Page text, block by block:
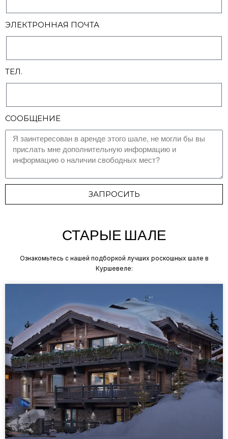
ЭЛЕКТРОННАЯ ПОЧТА
ТЕЛ.
СООБЩЕНИЕ
ЗАПРОСИТЬ
СТАРЫЕ ШАЛЕ
Ознакомьтесь с нашей подборкой лучших роскошных шале в
Куршевеле: